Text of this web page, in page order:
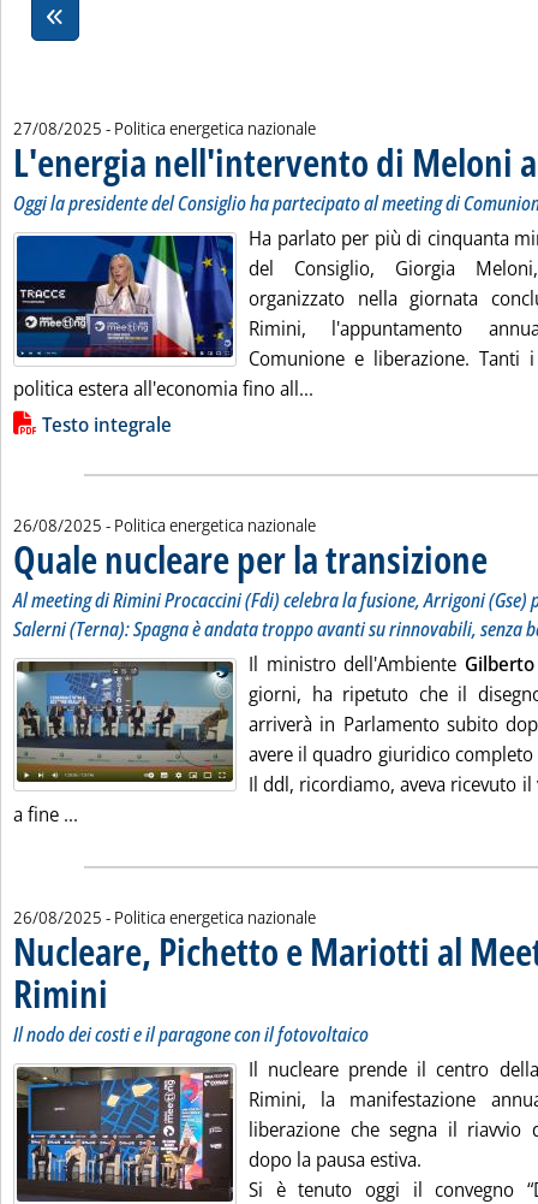
27/08/2025 - Politica energetica nazionale
L'energia nell'intervento di Meloni
Oggi la presidente del Consiglio ha partecipato al meeting di
Ha parlato per più di cinquanta
del Consiglio, Giorgia
organizzato nella giornata
Rimini, l'appuntamento
Comunione e liberazione.
politica estera all'economia fino all...
Lista allegati PDF alla notizia
Testo integrale
26/08/2025 - Politica energetica nazionale
Quale nucleare per la transizione
Al meeting di Rimini Procaccini (Fdi) celebra la fusione, Arrigoni (Gse)
Salerni (Terna): Spagna è andata troppo avanti su rinnovabili, senza
Il ministro dell'Ambiente
giorni, ha ripetuto che il
arriverà in Parlamento subito
avere il quadro giuridico
Il ddl, ricordiamo, aveva ricevuto
a fine ...
26/08/2025 - Politica energetica nazionale
Nucleare, Pichetto e Mariotti al
Rimini
Il nodo dei costi e il paragone con il fotovoltaico
Il nucleare prende il centro
Rimini, la manifestazione
liberazione che segna il riavvio
dopo la pausa estiva.
Si è tenuto oggi il convegno